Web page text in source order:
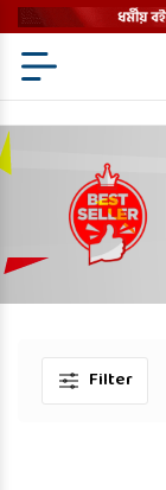
Filter